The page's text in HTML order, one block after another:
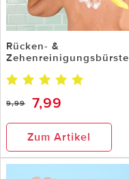
Rücken- &
Zehenreinigungsbürste
9,99 7,99
Zum Artikel